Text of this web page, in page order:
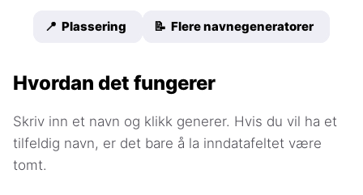
📍 Plassering 📝 Flere navnegeneratorer
Hvordan det fungerer
Skriv inn et navn og klikk generer. Hvis du vil ha et
tilfeldig navn, er det bare å la inndatafeltet være
tomt.